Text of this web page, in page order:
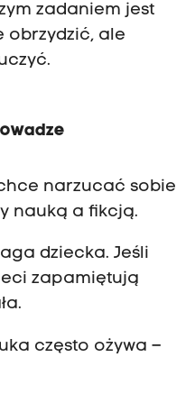
zadaniem jest
obrzydzić, ale
narzucać sobie
nauką a fikcją.
dziecka. Jeśli
zapamiętują
często ożywa –